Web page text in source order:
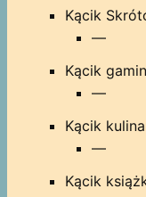
Kącik
—
Kącik
—
Kącik
—
Kącik